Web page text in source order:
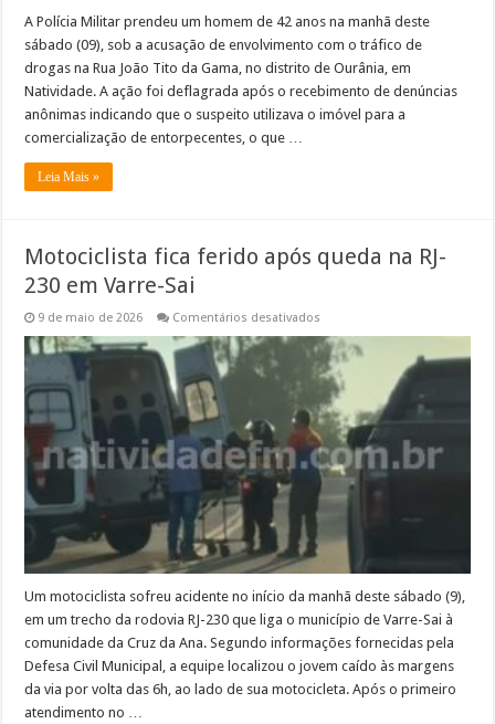
A Polícia Militar prendeu um homem de 42 anos na manhã deste
sábado (09), sob a acusação de envolvimento com o tráfico de
drogas na Rua João Tito da Gama, no distrito de Ourânia, em
Natividade. A ação foi deflagrada após o recebimento de denúncias
anônimas indicando que o suspeito utilizava o imóvel para a
comercialização de entorpecentes, o que …
Leia Mais »
Motociclista fica ferido após queda na RJ-
230 em Varre-Sai
9 de maio de 2026 Comentários desativados
fica
ferido
após
queda
na
RJ-
230
em
Varre-
Sai
Um motociclista sofreu acidente no início da manhã deste sábado (9),
em um trecho da rodovia RJ-230 que liga o município de Varre-Sai à
comunidade da Cruz da Ana. Segundo informações fornecidas pela
Defesa Civil Municipal, a equipe localizou o jovem caído às margens
da via por volta das 6h, ao lado de sua motocicleta. Após o primeiro
atendimento no …